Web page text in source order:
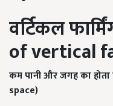
वर्टिकल
of vertical
कम पानी और जगह का होता
space)